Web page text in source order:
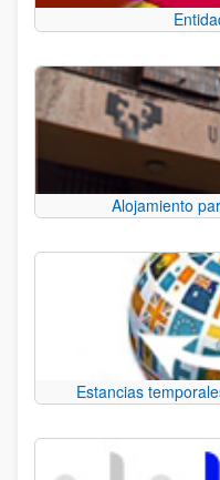
Alojamiento
Estancias